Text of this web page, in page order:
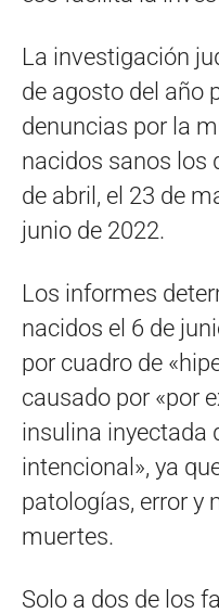
La investigación
de agosto del año
denuncias por la
nacidos sanos los
de abril, el 23 de
junio de 2022.
Los informes
nacidos el 6 de
por cuadro de
causado por «por
insulina inyectada
intencional», ya
patologías, error y
muertes.
Solo a dos de los